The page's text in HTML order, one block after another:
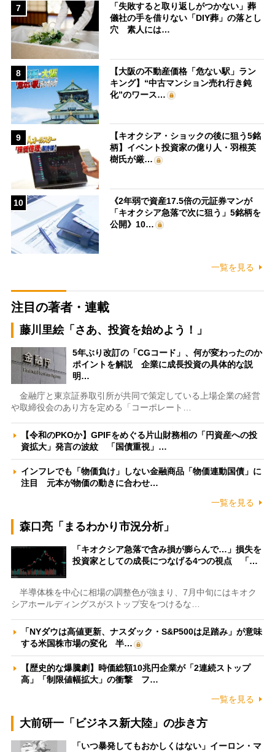
7
「失敗すると取り返しがつかない」葬
儀社の手を借りない「DIY葬」の落とし
穴 素人には…
8
【大阪の不動産価格「危ない駅」ラン
キング】“中古マンション売れ行き鈍
化”のワース…
9
【キオクシア・ショックの後に狙う5銘
柄】イベント投資家の億り人・羽根英
樹氏が厳…
10
《2年弱で資産17.5倍の元証券マンが
「キオクシア急落で次に狙う」5銘柄を
公開》10…
一覧を見る
注目の著者・連載
藤川里絵「さあ、投資を始めよう！」
5年ぶり改訂の「CGコード」、何が変わったのか
ポイントを解説 企業に成長投資の具体的な説
明…
金融庁と東京証券取引所が共同で策定している上場企業の経営
や取締役会のあり方を定める「コーポレート…
【令和のPKOか】GPIFをめぐる片山財務相の「円資産への投
資拡大」発言の波紋 「国債重視」…
インフレでも「物価負け」しない金融商品「物価連動国債」に
注目 元本が物価の動きに合わせ…
一覧を見る
森口亮「まるわかり市況分析」
「キオクシア急落で含み損が膨らんで…」損失を
投資家としての成長につなげる4つの視点 「…
半導体株を中心に相場の調整色が強まり、7月中旬にはキオク
シアホールディングスがストップ安をつけるな…
「NYダウは高値更新、ナスダック・S&P500は足踏み」が意味
する米国株市場の変化 半…
【歴史的な爆騰劇】時価総額10兆円企業が「2連続ストップ
高」「制限値幅拡大」の衝撃 フ…
一覧を見る
大前研一「ビジネス新大陸」の歩き方
「いつ暴発してもおかしくはない」イーロン・マ